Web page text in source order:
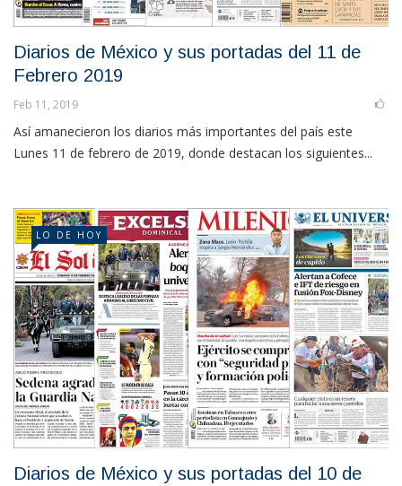
Diarios de México y sus portadas del 11 de
Febrero 2019
Feb 11, 2019
Así amanecieron los diarios más importantes del país este
Lunes 11 de febrero de 2019, donde destacan los siguientes...
LO DE HOY
Diarios de México y sus portadas del 10 de